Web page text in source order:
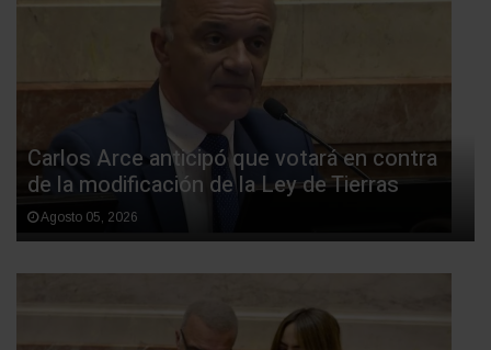
Carlos Arce anticipó que votará en contra
de la modificación de la Ley de Tierras
Agosto 05, 2026